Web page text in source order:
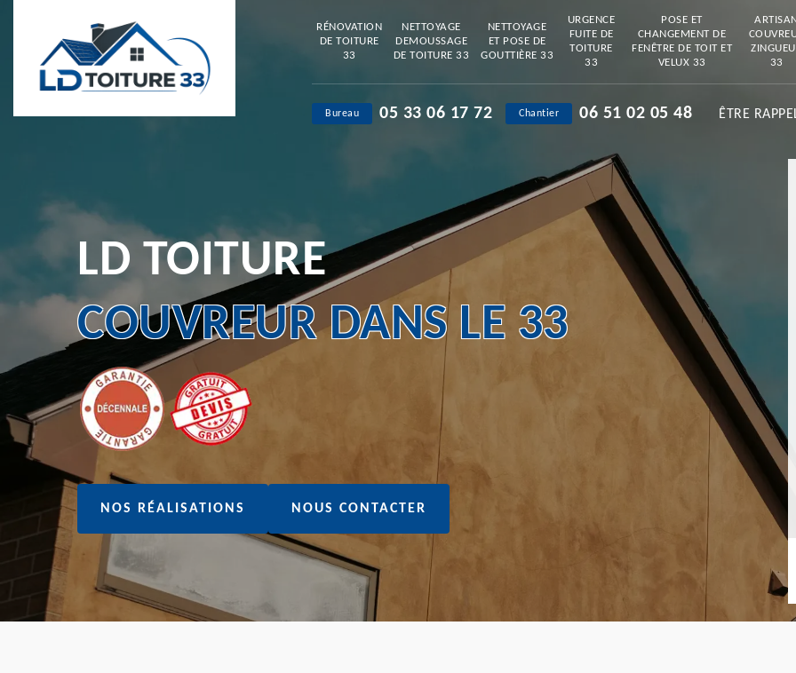
RÉNOVATION
DE TOITURE
33
NETTOYAGE
DEMOUSSAGE
DE TOITURE 33
NETTOYAGE
ET POSE DE
GOUTTIÈRE 33
URGENCE
FUITE DE
TOITURE
33
POSE ET
CHANGEMENT DE
FENÊTRE DE TOIT ET
VELUX 33
33
Bureau 05 33 06 17 72 Chantier 06 51 02 05 48 ÊTRE
LD TOITURE
COUVREUR DANS LE 33
NOS RÉALISATIONS NOUS CONTACTER